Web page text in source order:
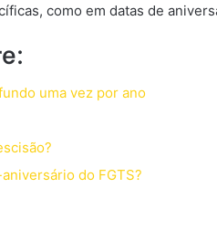
como em datas de
uma vez por ano
do FGTS?